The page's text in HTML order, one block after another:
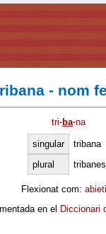
- nom
tri· ba·na
singular
tribana
plural
tribanes
Flexionat com:
en el Diccionari